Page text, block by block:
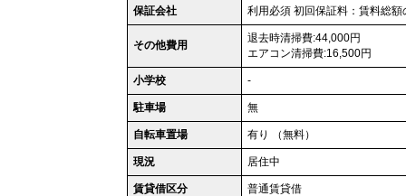
保証会社 利用必須 初回保証料：賃料総
その他費用
退去時清掃費:44,000円
エアコン清掃費:16,500円
小学校 -
駐車場 無
自転車置場 有り （無料）
現況 居住中
賃貸借区分 普通賃貸借